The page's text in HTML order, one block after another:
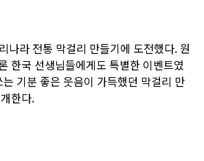
나라 전통 막걸리 만들기에 도전했다. 원
한국 선생님들에게도 특별한 이벤트였
기분 좋은 웃음이 가득했던 막걸리 만
한다.